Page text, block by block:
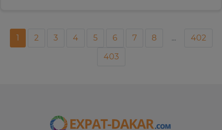
1 2 3 4 5 6 7 8 ...
402
403